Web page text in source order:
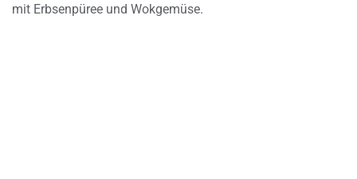
mit Erbsenpüree und Wokgemüse.